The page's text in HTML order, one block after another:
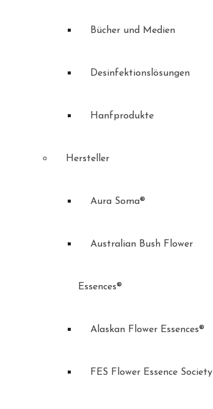
Bücher und Medien
Desinfektionslösungen
Hanfprodukte
Hersteller
Aura Soma®
Australian Bush Flower
Essences®
Alaskan Flower Essences®
FES Flower Essence Society